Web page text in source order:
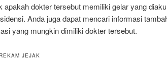
dokter tersebut memiliki gelar yang
Anda juga dapat mencari informasi
yang mungkin dimiliki dokter tersebut.
JEJAK